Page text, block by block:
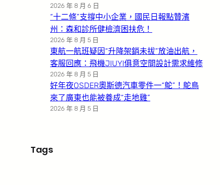
2026 年 8 月 6 日
“十二條”支撐中小企業，國民日報點贊濱
州：森和診所健檢濟困扶危！
2026 年 8 月 5 日
東航一航班疑因“升降架銷未拔”放油出航，
客服回應：飛機JIUYI俱意空間設計需求維修
2026 年 8 月 5 日
好年夜OSDER奧斯德汽車零件一“鴕”！鴕鳥
來了廣東也能被養成“走地雞”
2026 年 8 月 5 日
Tags